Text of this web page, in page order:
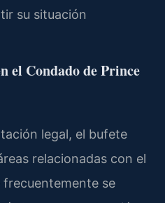
su situación
el Condado de Prince
legal, el bufete
relacionadas con el
se